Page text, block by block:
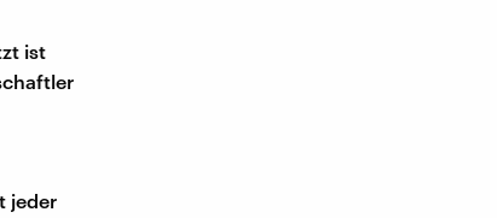
ist
jeder